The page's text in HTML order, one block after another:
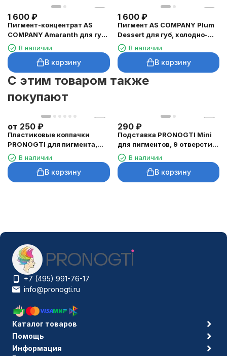
1 600 ₽
Пигмент-концентрат AS
COMPANY Amaranth для губ,
6 млВ наличии
В корзину
1 600 ₽
Пигмент AS COMPANY Plum
Dessert для губ, холодно-
розовый, 6 мл
В наличии
В корзину
C этим товаром также
покупают
от 250 ₽
Пластиковые колпачки
PRONOGTI для пигмента,
9/13/15 мм, 100 шт.
В наличии
В корзину
290 ₽
Подставка PRONOGTI Mini
для пигментов, 9 отверстий,
5×5 смВ наличии
В корзину
+7 (495) 991-76-17
info@pronogti.ru
Каталог товаров
Помощь
Информация